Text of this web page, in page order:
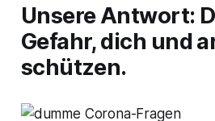
Unsere Antwort:
Gefahr, dich und
schützen.